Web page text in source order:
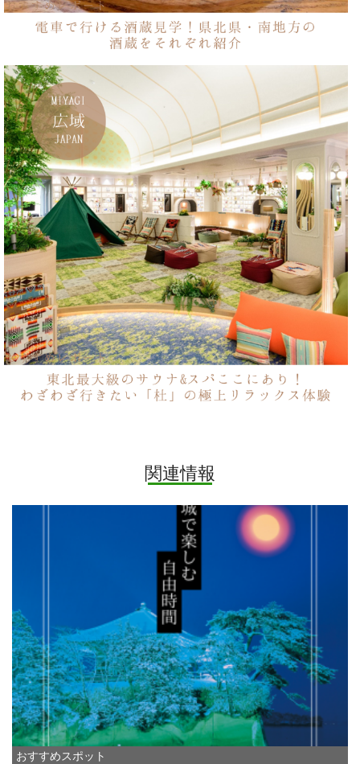
関連情報
おすすめスポット